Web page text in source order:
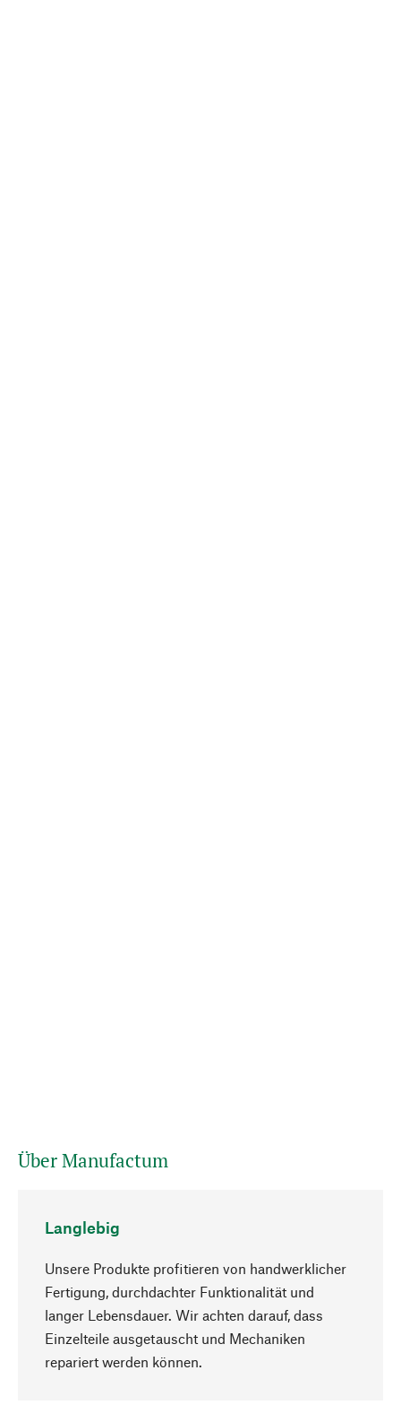
Über Manufactum
Langlebig
Unsere Produkte profitieren von handwerklicher
Fertigung, durchdachter Funktionalität und
langer Lebensdauer. Wir achten darauf, dass
Einzelteile ausgetauscht und Mechaniken
repariert werden können.